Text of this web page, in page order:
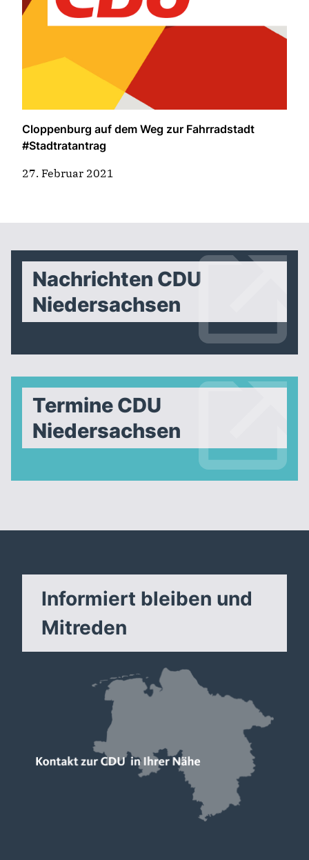
Cloppenburg auf dem Weg zur Fahrradstadt
#Stadtratantrag
27. Februar 2021
Nachrichten CDU
Niedersachsen
Termine CDU
Niedersachsen
Informiert bleiben und
Mitreden